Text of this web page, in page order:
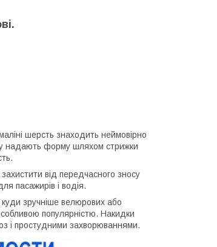
шерсть знаходить неймовірно
надають форму шляхом стрижки
від передчасного зносу
пасажирів і водія.
зручніше велюрових або
популярністю. Накидки
і простудними захворюваннями.